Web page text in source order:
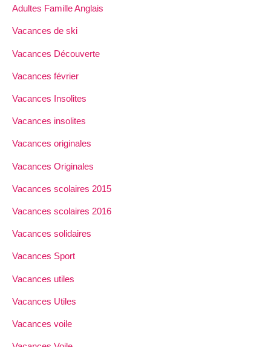
Adultes Famille Anglais
Vacances de ski
Vacances Découverte
Vacances février
Vacances Insolites
Vacances insolites
Vacances originales
Vacances Originales
Vacances scolaires 2015
Vacances scolaires 2016
Vacances solidaires
Vacances Sport
Vacances utiles
Vacances Utiles
Vacances voile